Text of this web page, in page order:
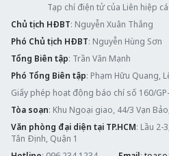
Tạp chí điện tử của Liên hiệp
Chủ tịch HĐBT: Nguyễn Xuân Thắng
Phó Chủ tịch HĐBT: Nguyễn Hùng Sơn
Tổng Biên tập: Trần Văn Mạnh
Phó Tổng Biên tập: Phạm Hữu Quang,
Giấy phép hoạt động báo chí số 160/
Tòa soạn: Khu Ngoại giao, 44/3 Vạn
Văn phòng đại diện tại TP.HCM: Lầu 2-
Tân Định, Quận 1